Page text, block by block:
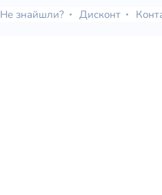
Не знайшли? Дисконт